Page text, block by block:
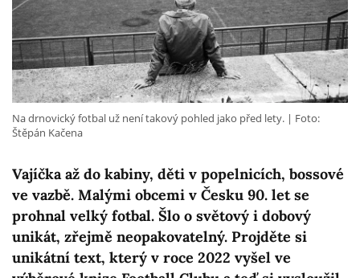
Vajíčka až do kabiny, děti v popelnicích, bossové
ve vazbě. Malými obcemi v Česku 90. let se
prohnal velký fotbal. Šlo o světový i dobový
unikát, zřejmě neopakovatelný. Projděte si
unikátní text, který v roce 2022 vyšel ve
Na drnovický fotbal už není takový pohled jako před lety.
Foto:
Štěpán Kačena